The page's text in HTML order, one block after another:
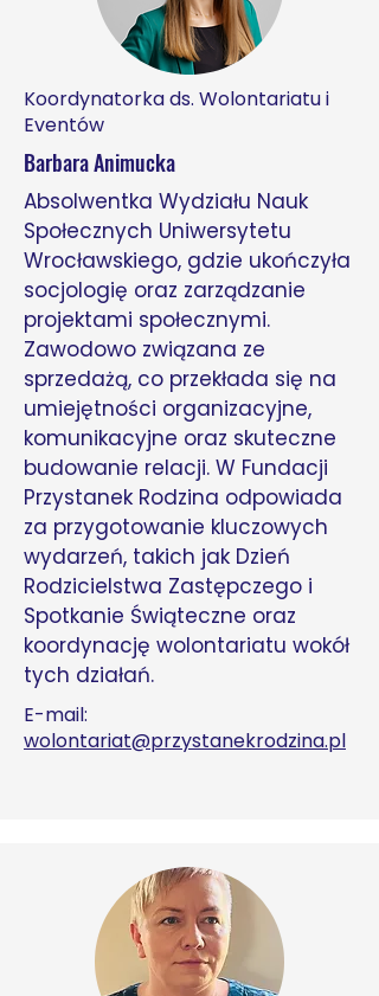
Koordynatorka ds. Wolontariatu i
Eventów
Barbara Animucka
Absolwentka Wydziału Nauk
Społecznych Uniwersytetu
Wrocławskiego, gdzie ukończyła
socjologię oraz zarządzanie
projektami społecznymi.
Zawodowo związana ze
sprzedażą, co przekłada się na
umiejętności organizacyjne,
komunikacyjne oraz skuteczne
budowanie relacji. W Fundacji
Przystanek Rodzina odpowiada
za przygotowanie kluczowych
wydarzeń, takich jak Dzień
Rodzicielstwa Zastępczego i
Spotkanie Świąteczne oraz
koordynację wolontariatu wokół
tych działań.
E-mail:
wolontariat@przystanekrodzina.pl